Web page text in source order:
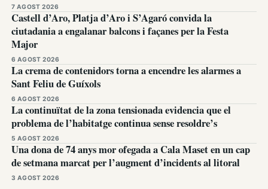
7 AGOST 2026
Castell d’Aro, Platja d’Aro i S’Agaró convida la
ciutadania a engalanar balcons i façanes per la Festa
Major
6 AGOST 2026
La crema de contenidors torna a encendre les alarmes a
Sant Feliu de Guíxols
6 AGOST 2026
La continuïtat de la zona tensionada evidencia que el
problema de l’habitatge continua sense resoldre’s
5 AGOST 2026
Una dona de 74 anys mor ofegada a Cala Maset en un cap
de setmana marcat per l’augment d’incidents al litoral
3 AGOST 2026